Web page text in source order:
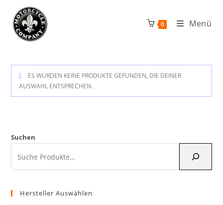
Inhalt
springen
0 Menü
ES WURDEN KEINE PRODUKTE GEFUNDEN, DIE DEINER
AUSWAHL ENTSPRECHEN.
Suchen
Hersteller Auswählen